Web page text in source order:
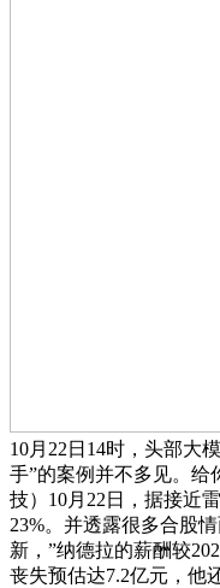
10月22日14时，头部大
手”的案例并不多见。给
技）10月22日，据接近
23%。并透露很多合股
新，”纳德拉的薪酬较
丧失预估达7.2亿元，他